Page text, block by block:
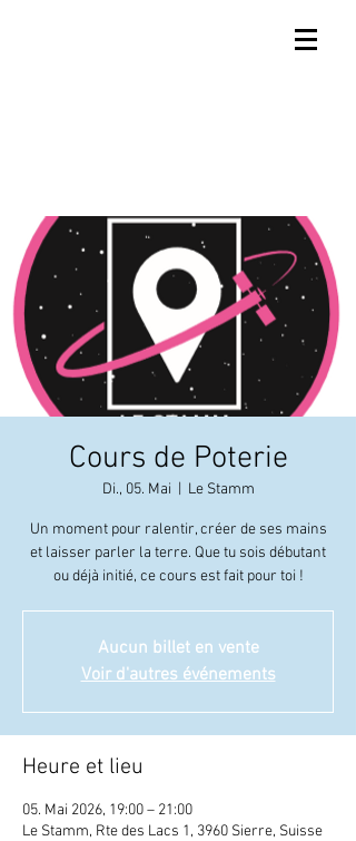
Cours de Poterie
Di., 05. Mai Le Stamm
Un moment pour ralentir, créer de ses mains
et laisser parler la terre. Que tu sois débutant
ou déjà initié, ce cours est fait pour toi !
Aucun billet en vente
Voir d'autres événements
Heure et lieu
05. Mai 2026, 19:00 – 21:00
Le Stamm, Rte des Lacs 1, 3960 Sierre, Suisse